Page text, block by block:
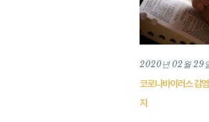
2020년 02월 29
코로나바이러스 감
지